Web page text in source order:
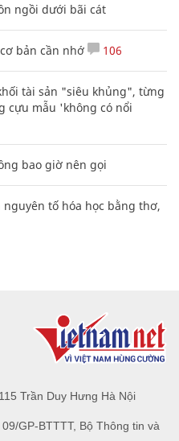
ngồi dưới bãi cát
bản cần nhớ 106
tài sản "siêu khủng", từng
cựu mẫu 'không có nổi
bao giờ nên gọi
tố hóa học bằng thơ,
Trần Duy Hưng Hà Nội
GP-BTTTT, Bộ Thông tin và